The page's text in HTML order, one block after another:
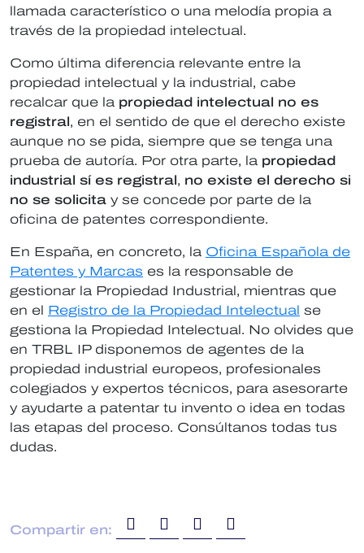
llamada característico o una melodía propia a
través de la propiedad intelectual.
Como última diferencia relevante entre la
propiedad intelectual y la industrial, cabe
recalcar que la propiedad intelectual no es
registral, en el sentido de que el derecho existe
aunque no se pida, siempre que se tenga una
prueba de autoría. Por otra parte, la propiedad
industrial sí es registral, no existe el derecho si
no se solicita y se concede por parte de la
oficina de patentes correspondiente.
En España, en concreto, la Oficina Española de
Patentes y Marcas es la responsable de
gestionar la Propiedad Industrial, mientras que
en el Registro de la Propiedad Intelectual se
gestiona la Propiedad Intelectual. No olvides que
en TRBL IP disponemos de agentes de la
propiedad industrial europeos, profesionales
colegiados y expertos técnicos, para asesorarte
y ayudarte a patentar tu invento o idea en todas
las etapas del proceso. Consúltanos todas tus
dudas.
Compartir en: